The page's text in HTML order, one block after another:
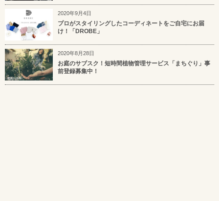
2020年9月4日
プロがスタイリングしたコーディネートをご自宅にお届
け！「DROBE」
2020年8月28日
お庭のサブスク！短時間植物管理サービス「まちぐり」事
前登録募集中！